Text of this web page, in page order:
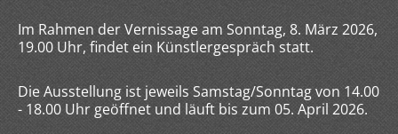
Im Rahmen der Vernissage am Sonntag, 8. März 2026,
19.00 Uhr, findet ein Künstlergespräch statt.
Die Ausstellung ist jeweils Samstag/Sonntag von 14.00
- 18.00 Uhr geöffnet und läuft bis zum 05. April 2026.